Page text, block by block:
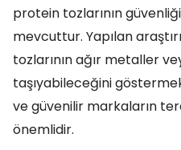
protein tozlarının
mevcuttur. Yapılan
tozlarının ağır metaller
taşıyabileceğini
ve güvenilir markaların
önemlidir.